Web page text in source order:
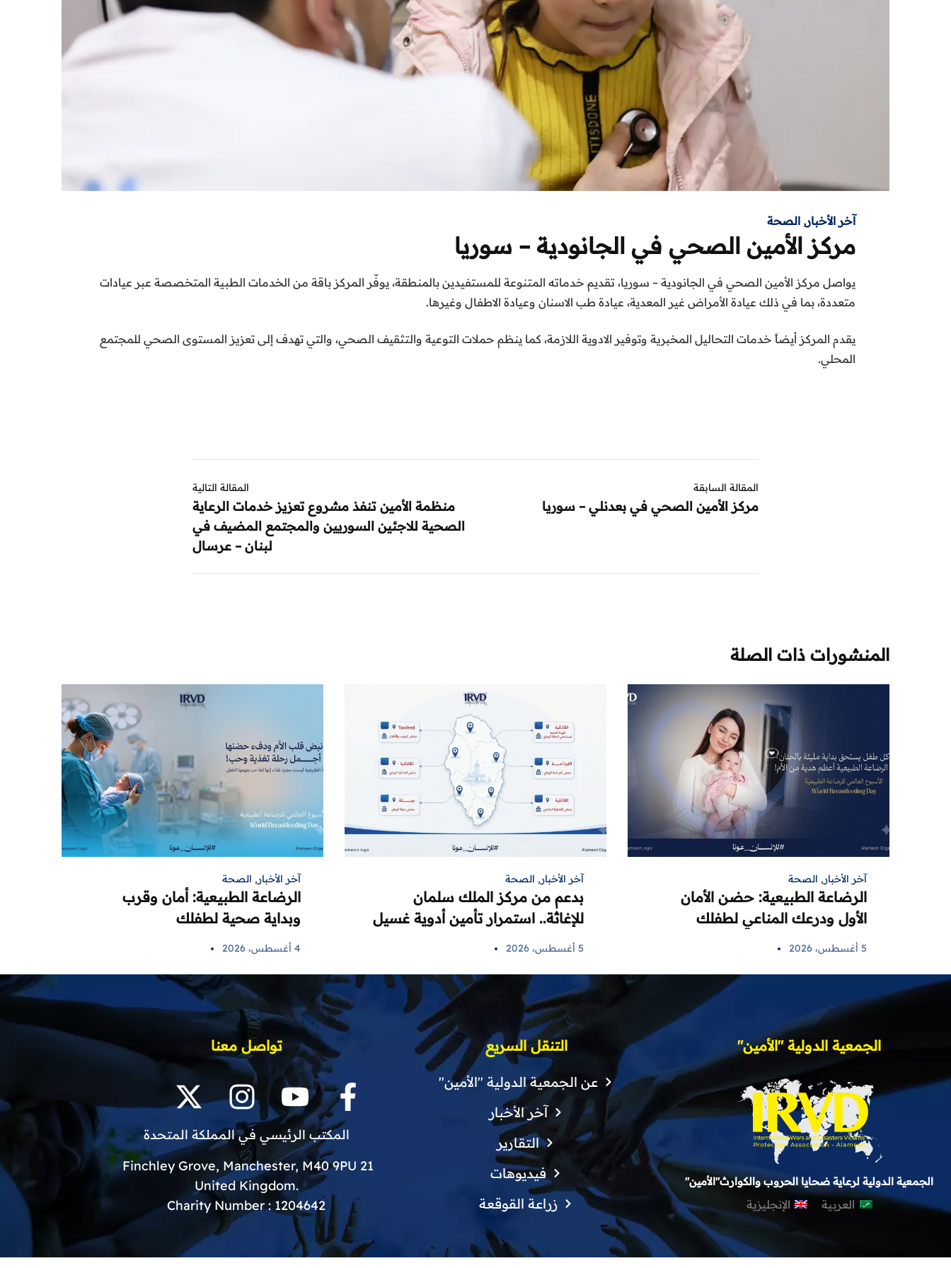
آخر الأخبار, الصحة
مركز الأمين الصحي في الجانودية – سوريا
يواصل مركز الأمين الصحي في الجانودية – سوريا، تقديم خدماته المتنوعة للمستفيدين بالمنطقة، يوفّر المركز باقة من الخدمات الطبية المتخصصة عبر عيادات
متعددة، بما في ذلك عيادة الأمراض غير المعدية، عيادة طب الاسنان وعيادة الاطفال وغيرها.
يقدم المركز أيضاً خدمات التحاليل المخبرية وتوفير الادوية اللازمة، كما ينظم حملات التوعية والتثقيف الصحي، والتي تهدف إلى تعزيز المستوى الصحي للمجتمع
المحلي.
المقالة السابقة
مركز الأمين الصحي في بعدنلي – سوريا
المقالة التالية
منظمة الأمين تنفذ مشروع تعزيز خدمات الرعاية
الصحية للاجئين السوريين والمجتمع المضيف في
لبنان – عرسال
المنشورات ذات الصلة
آخر الأخبار, الصحة
الرضاعة الطبيعية: حضن الأمان
الأول ودرعك المناعي لطفلك
5 أغسطس، 2026
آخر الأخبار, الصحة
بدعم من مركز الملك سلمان
للإغاثة.. استمرار تأمين أدوية غسيل
5 أغسطس، 2026
آخر الأخبار, الصحة
الرضاعة الطبيعية: أمان وقرب
وبداية صحية لطفلك
4 أغسطس، 2026
الجمعية الدولية "الأمين"
الجمعية الدولية لرعاية ضحايا الحروب والكوارث"الأمين"
العربية الإنجليزية
التنقل السريع
عن الجمعية الدولية "الأمين"
آخر الأخبار
التقارير
فيديوهات
زراعة القوقعة
تواصل معنا
المكتب الرئيسي في المملكة المتحدة
21 Finchley Grove, Manchester, M40 9PU
.United Kingdom
Charity Number : 1204642